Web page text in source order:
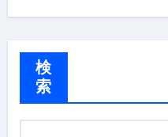
検
索